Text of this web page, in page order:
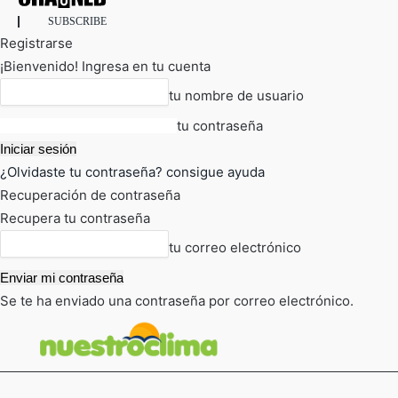
SUBSCRIBE
Registrarse
¡Bienvenido! Ingresa en tu cuenta
tu nombre de usuario
tu contraseña
¿Olvidaste tu contraseña? consigue ayuda
Recuperación de contraseña
Recupera tu contraseña
tu correo electrónico
Se te ha enviado una contraseña por correo electrónico.